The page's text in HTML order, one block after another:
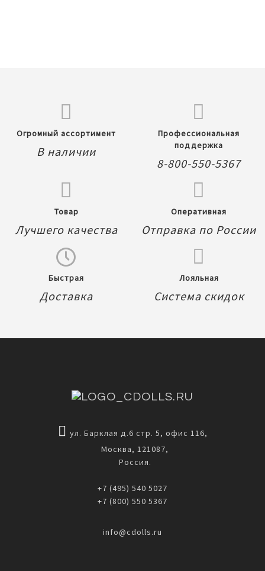
Огромный ассортимент
В наличии
Профессиональная
поддержка
8-800-550-5367
Товар
Лучшего качества
Оперативная
Отправка по России
Быстрая
Доставка
Лояльная
Система скидок
ул. Барклая д.6 стр. 5, офис 116,
Москва, 121087,
Россия.
+7 (495) 540 5027
+7 (800) 550 5367
info@cdolls.ru